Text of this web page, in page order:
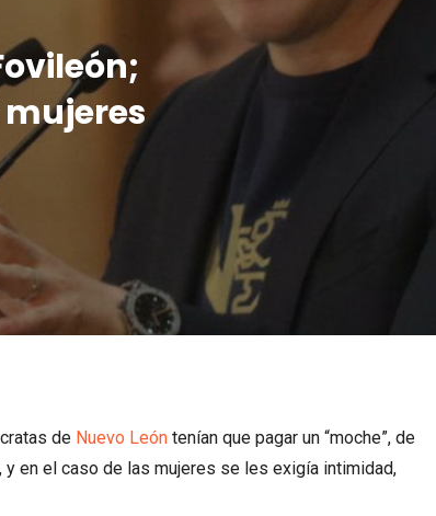
de Nuevo León tenían que pagar un “moche”, de
en el caso de las mujeres se les exigía intimidad,